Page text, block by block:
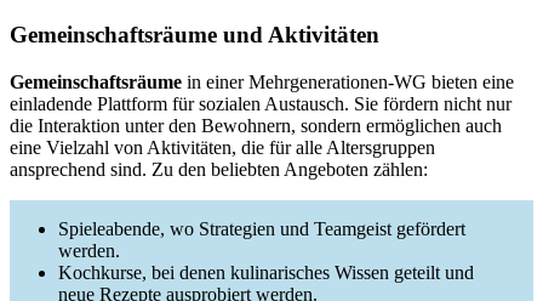
Gemeinschaftsräume und Aktivitäten
Gemeinschaftsräume in einer Mehrgenerationen-WG bieten eine
einladende Plattform für sozialen Austausch. Sie fördern nicht nur
die Interaktion unter den Bewohnern, sondern ermöglichen auch
eine Vielzahl von Aktivitäten, die für alle Altersgruppen
ansprechend sind. Zu den beliebten Angeboten zählen:
Spieleabende, wo Strategien und Teamgeist gefördert
werden.
Kochkurse, bei denen kulinarisches Wissen geteilt und
neue Rezepte ausprobiert werden.